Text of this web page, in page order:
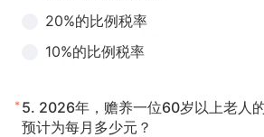
20%的比例税率
10%的比例税率
* 5. 2026年，赡养一位60岁以上老人
预计为每月多少元？